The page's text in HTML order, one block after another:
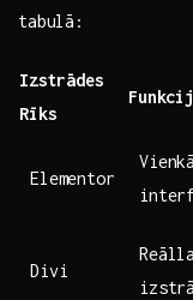
tabulā:
Izstrādes
Rīks
Elementor
Divi